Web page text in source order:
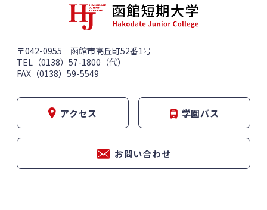
〒042-0955 函館市高丘町52番1号
TEL（0138）57-1800（代）
FAX（0138）59-5549
アクセス 学園バス
お問い合わせ